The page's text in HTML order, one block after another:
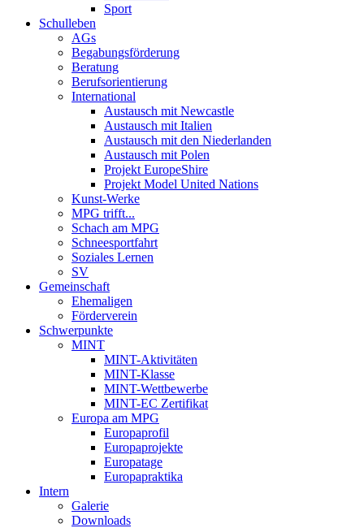
Sport
Schulleben
AGs
Begabungsförderung
Beratung
Berufsorientierung
International
Austausch mit Newcastle
Austausch mit Italien
Austausch mit den Niederlanden
Austausch mit Polen
Projekt EuropeShire
Projekt Model United Nations
Kunst-Werke
MPG trifft...
Schach am MPG
Schneesportfahrt
Soziales Lernen
SV
Gemeinschaft
Ehemaligen
Förderverein
Schwerpunkte
MINT
MINT-Aktivitäten
MINT-Klasse
MINT-Wettbewerbe
MINT-EC Zertifikat
Europa am MPG
Europaprofil
Europaprojekte
Europatage
Europapraktika
Intern
Galerie
Downloads